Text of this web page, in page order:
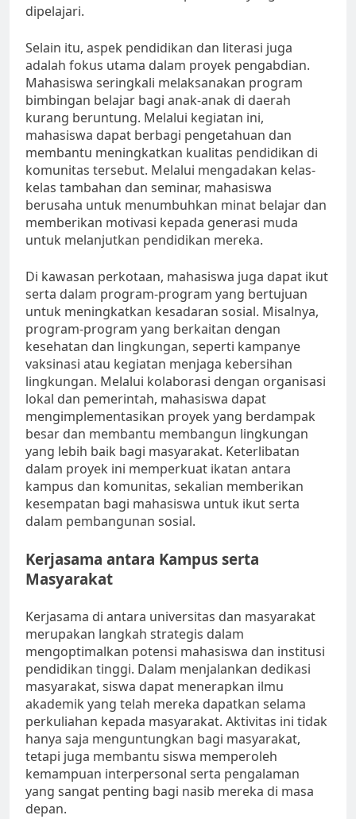
dipelajari.
Selain itu, aspek pendidikan dan literasi juga
adalah fokus utama dalam proyek pengabdian.
Mahasiswa seringkali melaksanakan program
bimbingan belajar bagi anak-anak di daerah
kurang beruntung. Melalui kegiatan ini,
mahasiswa dapat berbagi pengetahuan dan
membantu meningkatkan kualitas pendidikan di
komunitas tersebut. Melalui mengadakan kelas-
kelas tambahan dan seminar, mahasiswa
berusaha untuk menumbuhkan minat belajar dan
memberikan motivasi kepada generasi muda
untuk melanjutkan pendidikan mereka.
Di kawasan perkotaan, mahasiswa juga dapat ikut
serta dalam program-program yang bertujuan
untuk meningkatkan kesadaran sosial. Misalnya,
program-program yang berkaitan dengan
kesehatan dan lingkungan, seperti kampanye
vaksinasi atau kegiatan menjaga kebersihan
lingkungan. Melalui kolaborasi dengan organisasi
lokal dan pemerintah, mahasiswa dapat
mengimplementasikan proyek yang berdampak
besar dan membantu membangun lingkungan
yang lebih baik bagi masyarakat. Keterlibatan
dalam proyek ini memperkuat ikatan antara
kampus dan komunitas, sekalian memberikan
kesempatan bagi mahasiswa untuk ikut serta
dalam pembangunan sosial.
Kerjasama antara Kampus serta
Masyarakat
Kerjasama di antara universitas dan masyarakat
merupakan langkah strategis dalam
mengoptimalkan potensi mahasiswa dan institusi
pendidikan tinggi. Dalam menjalankan dedikasi
masyarakat, siswa dapat menerapkan ilmu
akademik yang telah mereka dapatkan selama
perkuliahan kepada masyarakat. Aktivitas ini tidak
hanya saja menguntungkan bagi masyarakat,
tetapi juga membantu siswa memperoleh
kemampuan interpersonal serta pengalaman
yang sangat penting bagi nasib mereka di masa
depan.